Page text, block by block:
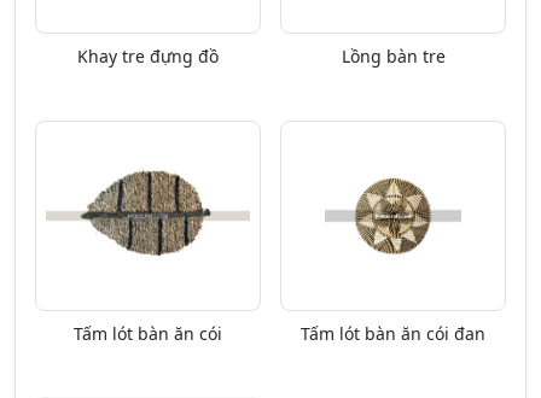
Khay tre đựng đồ Lồng bàn tre
Tấm lót bàn ăn cói Tấm lót bàn ăn cói đan